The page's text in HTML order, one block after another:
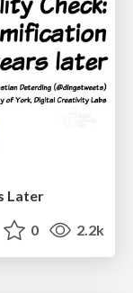
Later
0 2.2k